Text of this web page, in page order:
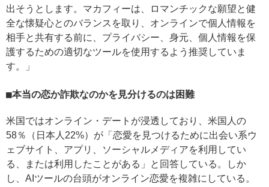
出そうとします。マカフィーは、ロマンチックな願望と健
全な懐疑心とのバランスを取り、オンラインで個人情報を
相手と共有する前に、プライバシー、身元、個人情報を保
護するための適切なツールを使用するよう推奨していま
す。」
本当の恋か詐欺なのかを見分けるのは困難
米国ではオンライン・デートが浸透しており、米国人の
58％（日本人22%）が「恋愛を見つけるために出会い系ウ
ェブサイト、アプリ、ソーシャルメディアを利用してい
る、または利用したことがある」と回答している。しか
し、AIツールの台頭がオンライン恋愛を複雑にしている。